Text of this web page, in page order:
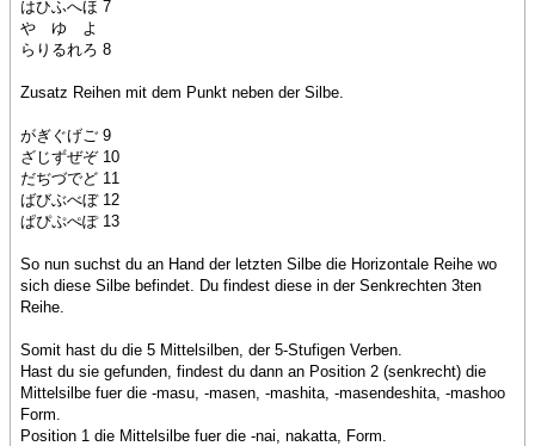
はひふへほ 7
や ゆ よ
らりるれろ 8
Zusatz Reihen mit dem Punkt neben der Silbe.
がぎぐげご 9
ざじずぜぞ 10
だぢづでど 11
ばびぶべぼ 12
ぱぴぷぺぽ 13
So nun suchst du an Hand der letzten Silbe die Horizontale Reihe wo
sich diese Silbe befindet. Du findest diese in der Senkrechten 3ten
Reihe.
Somit hast du die 5 Mittelsilben, der 5-Stufigen Verben.
Hast du sie gefunden, findest du dann an Position 2 (senkrecht) die
Mittelsilbe fuer die -masu, -masen, -mashita, -masendeshita, -mashoo
Form.
Position 1 die Mittelsilbe fuer die -nai, nakatta, Form.